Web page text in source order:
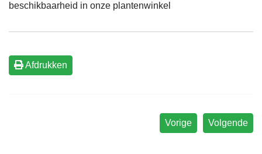
beschikbaarheid in onze plantenwinkel
Afdrukken
Volgende
Vorige